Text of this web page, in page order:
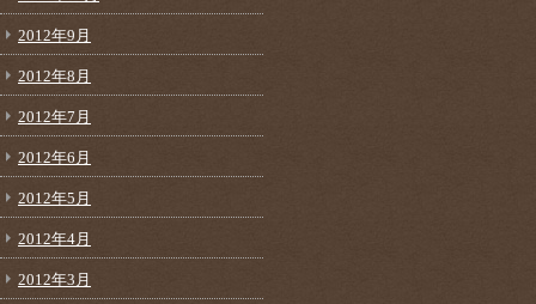
2012年9月
2012年8月
2012年7月
2012年6月
2012年5月
2012年4月
2012年3月